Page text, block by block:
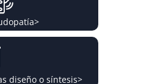
>
diseño o síntesis>